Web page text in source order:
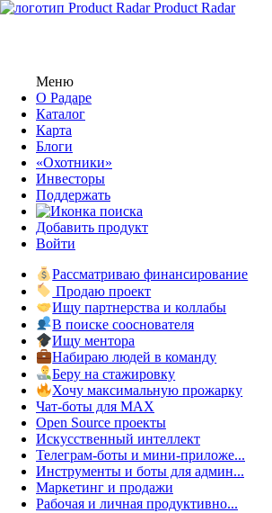
Product Radar
Меню
О Радаре
Каталог
Карта
Блоги
«Охотники»
Инвесторы
Поддержать
Добавить продукт
Войти
Рассматриваю финансирование
Продаю проект
Ищу партнерства и коллабы
В поиске сооснователя
Ищу ментора
Набираю людей в команду
Беру на стажировку
Хочу максимальную прожарку
Чат-боты для MAX
Open Source проекты
Искусственный интеллект
Телеграм-боты и мини-приложе...
Инструменты и боты для админ...
Маркетинг и продажи
Рабочая и личная продуктивно...